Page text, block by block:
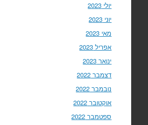
יולי 2023
יוני 2023
מאי 2023
אפריל 2023
ינואר 2023
דצמבר 2022
נובמבר 2022
אוקטובר 2022
ספטמבר 2022